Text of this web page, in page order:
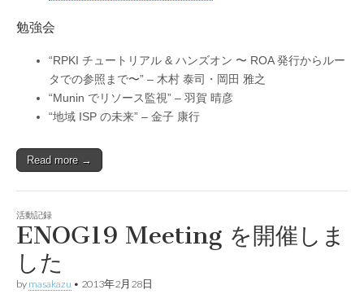
勉強会
“RPKI チュートリアル & ハンズオン 〜 ROA 発行からルー
タでの参照まで〜” – 木村 泰司・岡田 雅之
“Munin でリソース監視” – 羽賀 晴彦
“地域 ISP の未来” – 金子 康行
Read more →
活動記録
ENOG19 Meeting を開催しま
した
by masakazu • 2013年2月28日